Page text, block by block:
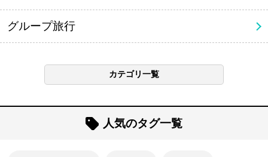
グループ旅行
カテゴリ一覧
人気のタグ一覧